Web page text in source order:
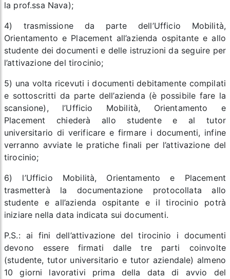
la prof.ssa Nava);
4) trasmissione da parte dell’Ufficio Mobilità,
Orientamento e Placement all’azienda ospitante e allo
studente dei documenti e delle istruzioni da seguire per
l’attivazione del tirocinio;
5) una volta ricevuti i documenti debitamente compilati
e sottoscritti da parte dell’azienda (è possibile fare la
scansione), l’Ufficio Mobilità, Orientamento e
Placement chiederà allo studente e al tutor
universitario di verificare e firmare i documenti, infine
verranno avviate le pratiche finali per l’attivazione del
tirocinio;
6) l’Ufficio Mobilità, Orientamento e Placement
trasmetterà la documentazione protocollata allo
studente e all’azienda ospitante e il tirocinio potrà
iniziare nella data indicata sui documenti.
P.S.: ai fini dell’attivazione del tirocinio i documenti
devono essere firmati dalle tre parti coinvolte
(studente, tutor universitario e tutor aziendale) almeno
10 giorni lavorativi prima della data di avvio del